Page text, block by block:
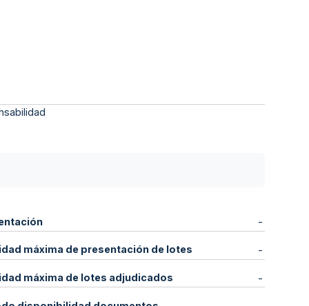
-
máxima de presentación de lotes -
máxima de lotes adjudicados -